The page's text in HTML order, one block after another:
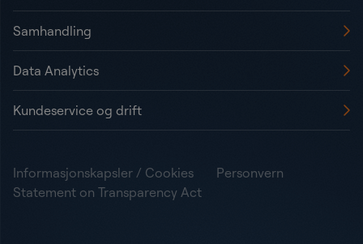
Samhandling
Data Analytics
Kundeservice og drift
Informasjonskapsler / Cookies
Personvern
Statement on Transparency Act